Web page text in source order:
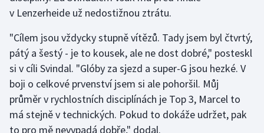
Rychlostní kanoistika
Short track
Sportovní střelba
v Lenzerheide už nedostižnou ztrátu.
"Cílem jsou vždycky stupně vítězů. Tady jsem byl čtvrtý,
pátý a šestý - je to kousek, ale ne dost dobré," posteskl
si v cíli Svindal. "Glóby za sjezd a super-G jsou hezké. V
boji o celkové prvenství jsem si ale pohoršil. Můj
průměr v rychlostních disciplínách je Top 3, Marcel to
má stejně v technických. Pokud to dokáže udržet, pak
to pro mě nevypadá dobře," dodal.